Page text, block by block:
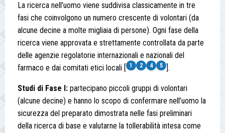
La ricerca nell’uomo viene suddivisa classicamente in tre
fasi che coinvolgono un numero crescente di volontari (da
alcune decine a molte migliaia di persone). Ogni fase della
ricerca viene approvata e strettamente controllata da parte
delle agenzie regolatorie internazionali e nazionali del
farmaco e dai comitati etici locali [
1 2 4 5 ].
Studi di Fase I: partecipano piccoli gruppi di volontari
(alcune decine) e hanno lo scopo di confermare nell’uomo la
sicurezza del preparato dimostrata nelle fasi preliminari
della ricerca di base e valutarne la tollerabilità intesa come